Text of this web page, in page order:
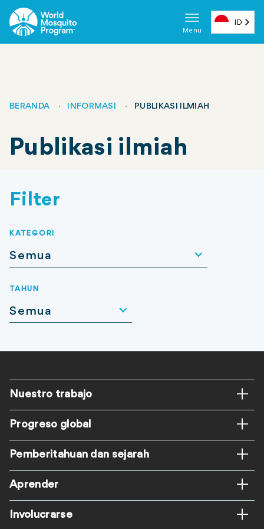
Loncat
ke
konten
Menu
ID
Remah
roti
BERANDA INFORMASI PUBLIKASI ILMIAH
Publikasi ilmiah
Filter
KATEGORI
Semua
TAHUN
Semua
Footer
ES
Nuestro trabajo
Progreso global
Pemberitahuan dan sejarah
Aprender
Involucrarse